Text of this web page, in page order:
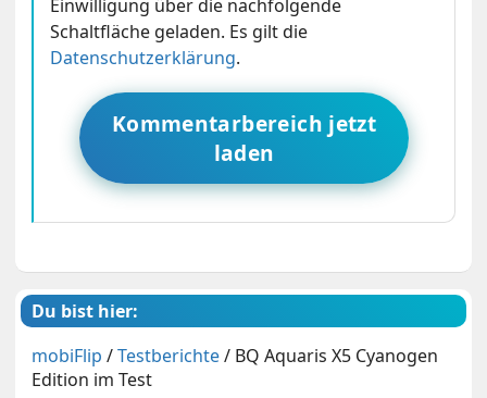
Einwilligung über die nachfolgende
Schaltfläche geladen. Es gilt die
Datenschutzerklärung.
Kommentarbereich jetzt
laden
Du bist hier:
mobiFlip /Testberichte/ BQ Aquaris X5 Cyanogen
Edition im Test